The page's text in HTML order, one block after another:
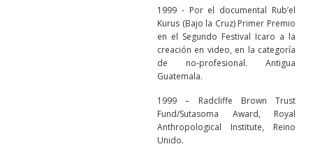
1999 - Por el documental Rub’el
Kurus (Bajo la Cruz) Primer Premio
en el Segundo Festival Icaro a la
creación en video, en la categoría
de no-profesional. Antigua
Guatemala.
1999 – Radcliffe Brown Trust
Fund/Sutasoma Award, Royal
Anthropological Institute, Reino
Unido.